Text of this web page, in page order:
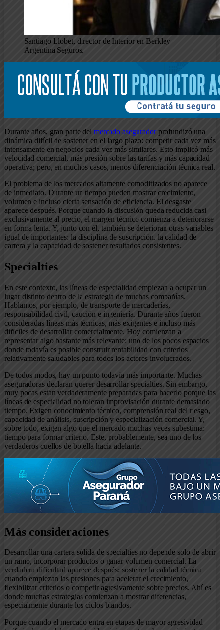
Santiago Llobet, director de Interior en Berkley
Argentina Seguros.
Durante años, gran parte del mercado aseguradorprofundizó una
dinámica difícil de sostener en el largo plazo: competir cada vez más
intensamente en negocios cada vez más similares. Esto implicó más
velocidad comercial, más presión sobre las tarifas y más capacidad
operativa; pero, en muchos casos, menos diferenciación técnica real.
El problema de los mercados altamente comoditizados no aparece
de inmediato. Durante un tiempo pueden mostrar crecimiento,
volumen e incluso cierta sensación de eficiencia. El desgaste
aparece después. Porque cuando la discusión queda reducida casi
exclusivamente al precio, el margen técnico comienza a deteriorarse
en forma lenta. Y, junto con él, también se deterioran otras variables
igual de importantes: la disciplina de suscripción, la calidad de
cartera y la capacidad de sostener resultados consistentes.
Specialties
En este contexto, las líneas de especialidad empiezan a ocupar un
lugar distinto dentro de la estrategia de muchas compañías.
Hablamos, por ejemplo, de transporte de mercaderías,
responsabilidad civil, caución e ingeniería. Durante años fueron
consideradas líneas más técnicas, más exigentes e incluso más
difíciles de desarrollar comercialmente. Hoy comienzan a
representar algo bastante más relevante: uno de los pocos espacios
donde todavía es posible construir rentabilidad con criterios
relativamente saludables para todos los actores involucrados.
De todos modos, hay un punto todavía más importante. Muchas
aseguradoras declaran querer desarrollar specialties. Sin embargo,
muy pocas están verdaderamente preparadas para hacerlo porque las
líneas de especialidad no toleran improvisación durante demasiado
tiempo. Exigen conocimiento técnico, comprensión real del riesgo,
capacidad de análisis, suscripción y especialización comercial. Y,
sobre todo, exigen algo que el mercado muchas veces subestima:
tiempo para formar criterio. Este, probablemente, sea uno de los
verdaderos cuellos de botella hacia adelante.
Más consideraciones
Desarrollar una cartera sólida de specialties no depende solo de abrir
un ramo, incorporar productos o ganar volumen comercial. La
verdadera dificultad aparece después: sostener la calidad técnica
cuando empiezan las presiones para acelerar el crecimiento,
flexibilizar criterios o competir agresivamente sobre precios. Ahí es
donde muchas estrategias comienzan a mostrar diferencias,
especialmente durante los ciclos blandos.
Porque cuando el mercado entra en etapas de mayor agresividad